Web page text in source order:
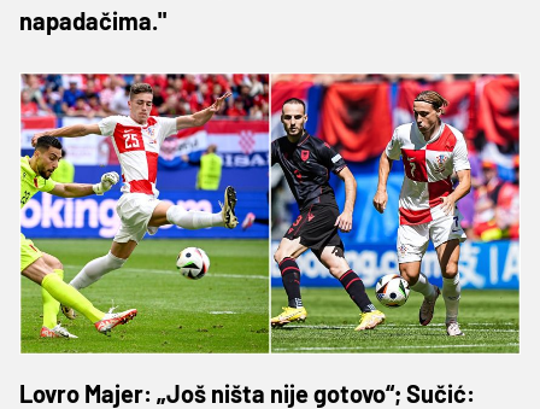
napadačima."
Lovro Majer: „Još ništa nije gotovo“; Sučić: